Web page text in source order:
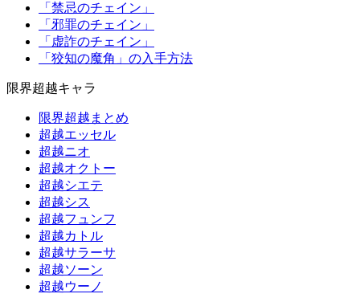
「禁忌のチェイン」
「邪罪のチェイン」
「虚詐のチェイン」
「狡知の魔角」の入手方法
限界超越キャラ
限界超越まとめ
超越エッセル
超越ニオ
超越オクトー
超越シエテ
超越シス
超越フュンフ
超越カトル
超越サラーサ
超越ソーン
超越ウーノ